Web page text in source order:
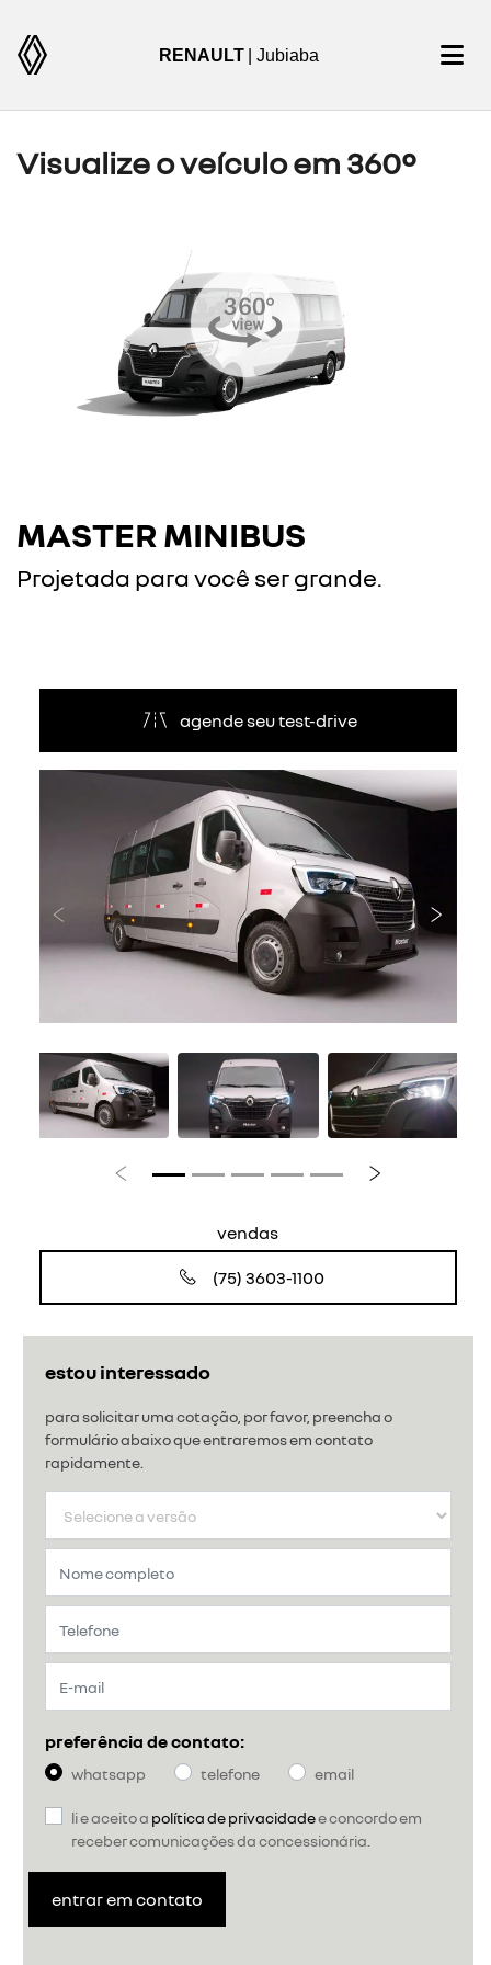
RENAULT | Jubiaba
Visualize o veículo em 360°
MASTER MINIBUS
Projetada para você ser grande.
agende seu test-drive
estou interessado
para solicitar uma cotação, por favor, preencha o
formulário abaixo que entraremos em contato
rapidamente.
preferência de contato:
whatsapp telefone email
li e aceito a política de privacidadee concordo em
receber comunicações da concessionária.
entrar em contato
Anterior
Anterior Próximo
vendas
(75) 3603-1100